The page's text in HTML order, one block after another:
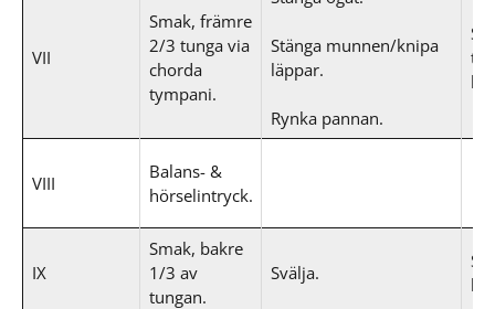
VII
Smak, främre
2/3 tunga via
chorda
tympani.
Stänga munnen/knipa
läppar.
Rynka pannan.
VIII
Balans- &
hörselintryck.
IX
Smak, bakre
1/3 av
tungan.
Svälja.